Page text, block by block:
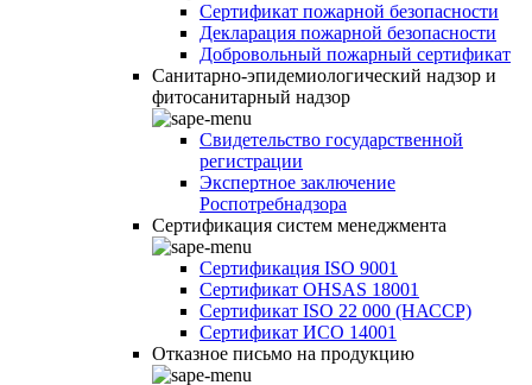
Сертификат пожарной безопасности
Декларация пожарной безопасности
Добровольный пожарный сертификат
Санитарно-эпидемиологический надзор и
фитосанитарный надзор
Свидетельство государственной
регистрации
Экспертное заключение
Роспотребнадзора
Сертификация систем менеджмента
Сертификация ISO 9001
Сертификат OHSAS 18001
Сертификат ISO 22 000 (НАССР)
Сертификат ИСО 14001
Отказное письмо на продукцию